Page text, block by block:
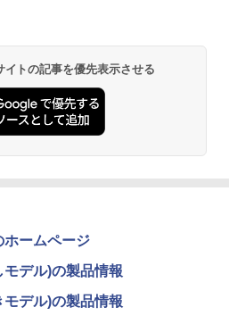
トの記事を優先表示させる
ホームページ
デル)の製品情報
デル)の製品情報